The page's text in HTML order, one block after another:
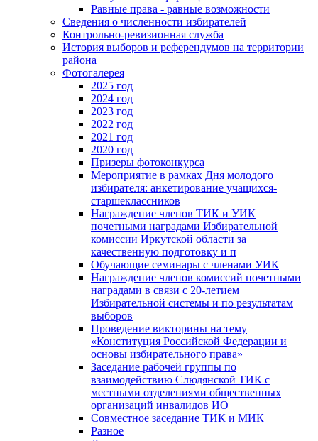
Равные права - равные возможности
Сведения о численности избирателей
Контрольно-ревизионная служба
История выборов и референдумов на территории
района
Фотогалерея
2025 год
2024 год
2023 год
2022 год
2021 год
2020 год
Призеры фотоконкурса
Мероприятие в рамках Дня молодого
избирателя: анкетирование учащихся-
старшеклассников
Награждение членов ТИК и УИК
почетными наградами Избирательной
комиссии Иркутской области за
качественную подготовку и п
Обучающие семинары с членами УИК
Награждение членов комиссий почетными
наградами в связи с 20-летием
Избирательной системы и по результатам
выборов
Проведение викторины на тему
«Конституция Российской Федерации и
основы избирательного права»
Заседание рабочей группы по
взаимодействию Слюдянской ТИК с
местными отделениями общественных
организаций инвалидов ИО
Совместное заседание ТИК и МИК
Разное